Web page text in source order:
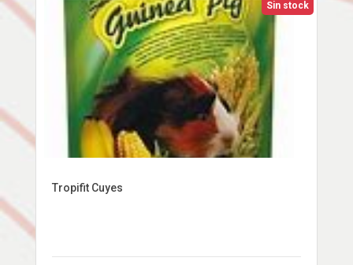
Sin stock
Tropifit Cuyes